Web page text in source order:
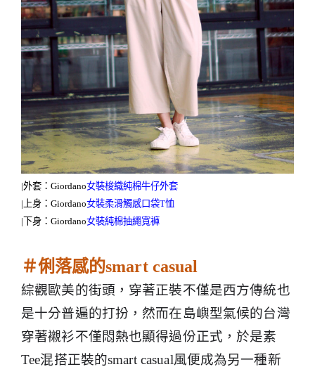
|外套： Giordano女裝梭織純棉牛仔外套
| 上身： Giordano女裝柔滑觸感口袋T恤
| 下身： Giordano女裝純棉抽繩寬褲
＃俐落感的smart casual
綜觀歐美的街頭，穿著正裝不僅是西方傳統也
是十分普遍的打扮，然而在島嶼型氣候的台灣
穿著襯衫不僅悶熱也顯得過份正式，於是素
Tee混搭正裝的smart casual風便成為另一種新